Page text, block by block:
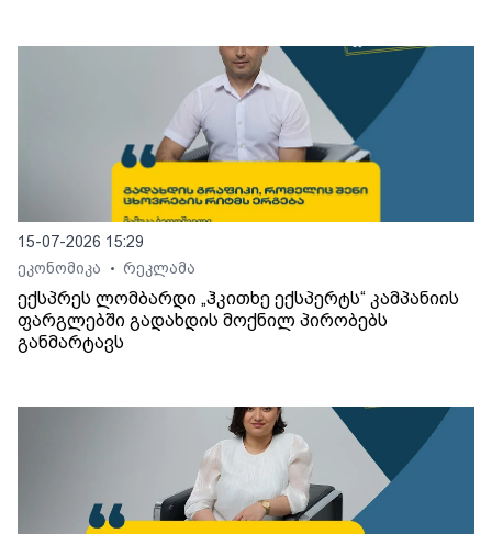
15-07-2026 15:29
ეკონომიკა
• რეკლამა
ექსპრეს ლომბარდი „ჰკითხე ექსპერტს“ კამპანიის
ფარგლებში გადახდის მოქნილ პირობებს
განმარტავს